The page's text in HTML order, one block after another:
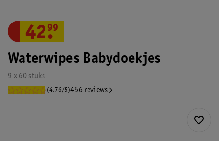
Waterwipes Babydoekjes
9 x 60 stuks
(4.76/5)456 reviews
42.
99